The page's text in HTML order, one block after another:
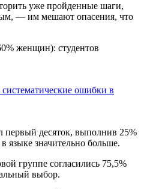
уже пройденные шаги,
— им мешают опасения, что
женщин): студентов
ошибки в
первый десяток, выполнив 25%
языке значительно больше.
группе согласились 75,5%
выбор.